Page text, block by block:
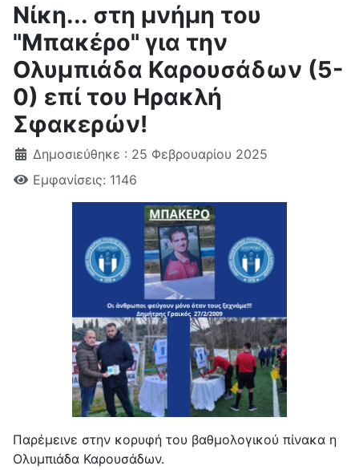
Νίκη... στη μνήμη του
"Μπακέρο" για την
Ολυμπιάδα Καρουσάδων (5-
0) επί του Ηρακλή
Σφακερών!
Δημοσιεύθηκε : 25 Φεβρουαρίου 2025
Εμφανίσεις: 1146
Παρέμεινε στην κορυφή του βαθμολογικού πίνακα η
Ολυμπιάδα Καρουσάδων.